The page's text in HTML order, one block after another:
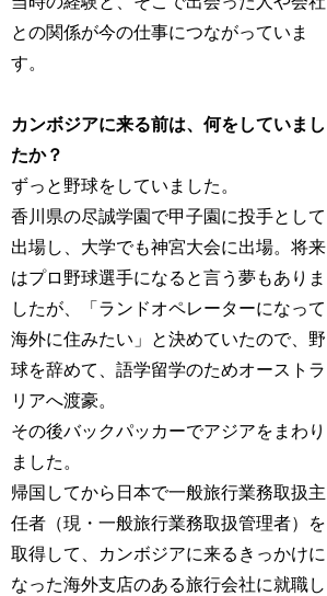
との関係が今の仕事につながっていま
す。
カンボジアに来る前は、何をしていまし
たか？
ずっと野球をしていました。
香川県の尽誠学園で甲子園に投手として
出場し、大学でも神宮大会に出場。将来
はプロ野球選手になると言う夢もありま
したが、「ランドオペレーターになって
海外に住みたい」と決めていたので、野
球を辞めて、語学留学のためオーストラ
リアへ渡豪。
その後バックパッカーでアジアをまわり
ました。
帰国してから日本で一般旅行業務取扱主
任者（現・一般旅行業務取扱管理者）を
取得して、カンボジアに来るきっかけに
なった海外支店のある旅行会社に就職し